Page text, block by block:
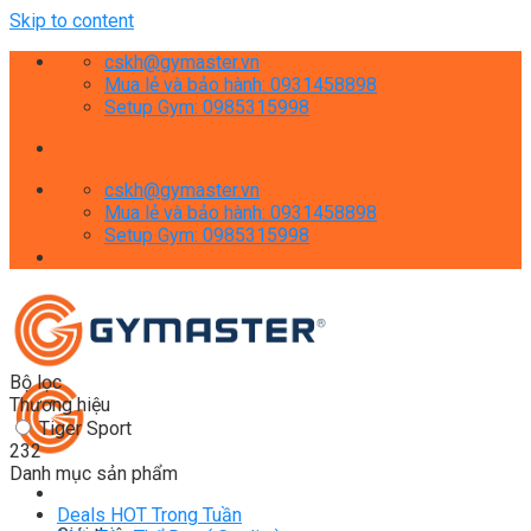
Skip to content
cskh@gymaster.vn
Mua lẻ và bảo hành: 0931458898
Setup Gym: 0985315998
cskh@gymaster.vn
Mua lẻ và bảo hành: 0931458898
Setup Gym: 0985315998
Bộ lọc
Thương hiệu
Tiger Sport
232
Danh mục sản phẩm
Deals HOT Trong Tuần